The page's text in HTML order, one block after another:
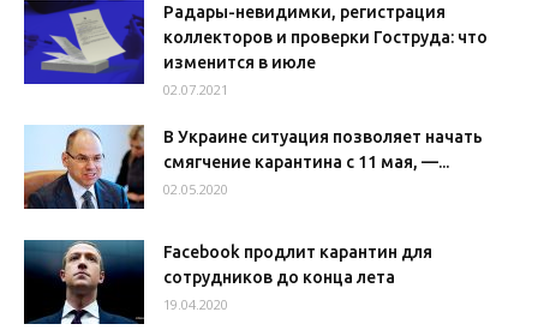
Радары-невидимки, регистрация
коллекторов и проверки Гоструда: что
изменится в июле
02.07.2021
В Украине ситуация позволяет начать
смягчение карантина с 11 мая, —...
02.05.2020
Facebook продлит карантин для
сотрудников до конца лета
19.04.2020